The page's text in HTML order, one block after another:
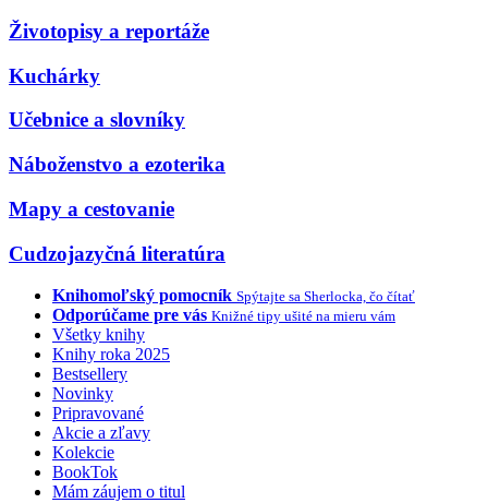
Životopisy a reportáže
Kuchárky
Učebnice a slovníky
Náboženstvo a ezoterika
Mapy a cestovanie
Cudzojazyčná literatúra
Knihomoľský pomocník Spýtajte sa Sherlocka, čo čítať
Odporúčame pre vás Knižné tipy ušité na mieru vám
Všetky knihy
Knihy roka 2025
Bestsellery
Novinky
Pripravované
Akcie a zľavy
Kolekcie
BookTok
Mám záujem o titul